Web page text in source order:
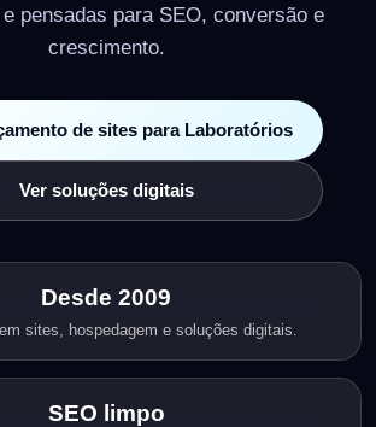
pensadas para SEO, conversão e
crescimento.
de sites para Laboratórios
Ver soluções digitais
Desde 2009
sites, hospedagem e soluções digitais.
SEO limpo